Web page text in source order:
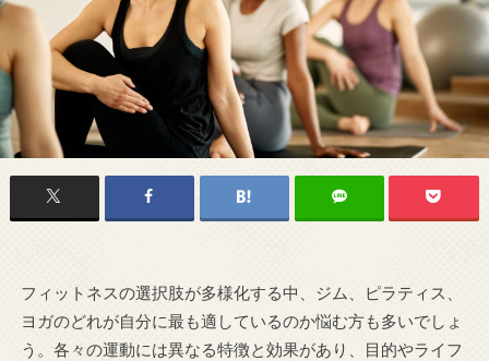
フィットネスの選択肢が多様化する中、ジム、ピラティス、
ヨガのどれが自分に最も適しているのか悩む方も多いでしょ
う。各々の運動には異なる特徴と効果があり、目的やライフ